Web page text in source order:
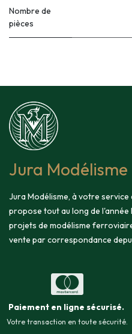
Nombre de
pièces
Jura Modélisme
Jura Modélisme, à votre service
propose tout au long de
projets de modélisme
vente par correspondance
Paiement en ligne sécurisé.
Votre transaction en toute sécurité.